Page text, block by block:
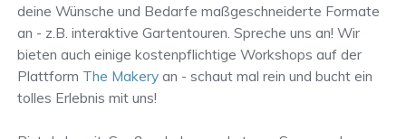
deine Wünsche und Bedarfe maßgeschneiderte Formate
an - z.B. interaktive Gartentouren. Spreche uns an! Wir
bieten auch einige kostenpflichtige Workshops auf der
Plattform The Makeryan - schaut mal rein und bucht ein
tolles Erlebnis mit uns!